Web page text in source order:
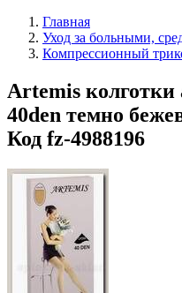
Главная
Уход за больными,
Компрессионный
Artemis
40den темно
Код fz-4988196